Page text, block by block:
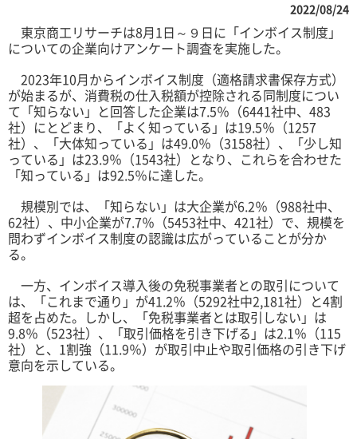
2022/08/24
東京商工リサーチは8月1日～９日に「インボイス制度」
についての企業向けアンケート調査を実施した。
2023年10月からインボイス制度（適格請求書保存方式）
が始まるが、消費税の仕入税額が控除される同制度につい
て「知らない」と回答した企業は7.5％（6441社中、483
社）にとどまり、「よく知っている」は19.5％（1257
社）、「大体知っている」は49.0％（3158社）、「少し知
っている」は23.9％（1543社）となり、これらを合わせた
「知っている」は92.5％に達した。
規模別では、「知らない」は大企業が6.2％（988社中、
62社）、中小企業が7.7％（5453社中、421社）で、規模を
問わずインボイス制度の認識は広がっていることが分か
る。
一方、インボイス導入後の免税事業者との取引について
は、「これまで通り」が41.2％（5292社中2,181社）と4割
超を占めた。しかし、「免税事業者とは取引しない」は
9.8％（523社）、「取引価格を引き下げる」は2.1％（115
社）と、1割強（11.9％）が取引中止や取引価格の引き下げ
意向を示している。